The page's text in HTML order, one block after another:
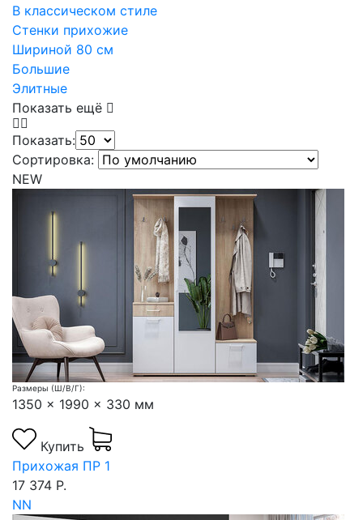
В классическом стиле
Стенки прихожие
Шириной 80 см
Большие
Элитные
Показать ещё
Показать:
Сортировка:
NEW
Размеры (Ш/В/Г):
1350 x 1990 x 330 мм
Купить
Прихожая ПР 1
17 374 Р.
NN